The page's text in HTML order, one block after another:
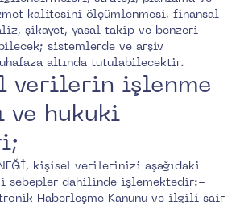
kalitesini ölçümlenmesi, finansal
şikayet, yasal takip ve benzeri
sistemlerde ve arşiv
altında tutulabilecektir.
verilerin işlenme
ve hukuki
kişisel verilerinizi aşağıdaki
sebepler dahilinde işlemektedir:-
Haberleşme Kanunu ve ilgili sair